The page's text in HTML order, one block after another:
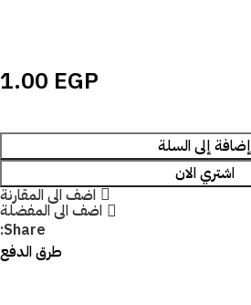
1.00 EGP
إضافة إلى السلة
اشتري الان
اضف الى المقارنة
اضف الى المفضلة
Share:
طرق الدفع